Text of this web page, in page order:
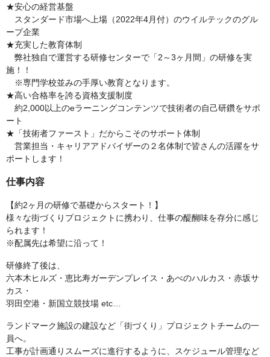
★安心の経営基盤
スタンダード市場へ上場（2022年4月付）のウイルテックのグル
ープ企業
★充実した教育体制
弊社独自で運営する研修センターで「2～3ヶ月間」の研修を実
施！！
※専門学校並みの手厚い教育となります。
★高い合格率を誇る資格支援制度
約2,000以上のeラーニングコンテンツで技術者の自己研鑽をサポ
ート
★「技術者ファースト」だからこそのサポート体制
営業担当・キャリアアドバイザーの２名体制で皆さんの活躍をサ
ポートします！
仕事内容
【約2ヶ月の研修で基礎からスタート！】
様々な街づくりプロジェクトに携わり、仕事の醍醐味を存分に感じ
られます！
※配属先は希望に沿って！
研修終了後は、
六本木ヒルズ・恵比寿ガーデンプレイス・あべのハルカス・赤坂サ
カス・
羽田空港・新国立競技場 etc…
ランドマーク施設の建設など「街づくり」プロジェクトチームの一
員へ。
工事が計画通りスムーズに進行するように、スケジュール管理など